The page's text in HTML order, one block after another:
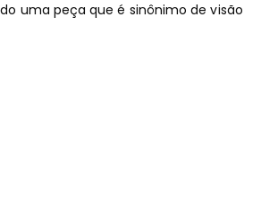
uma peça que é sinônimo de visão